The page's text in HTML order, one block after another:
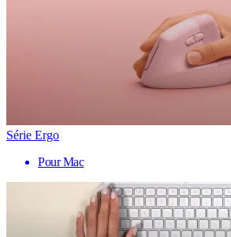
Série Ergo
Pour Mac